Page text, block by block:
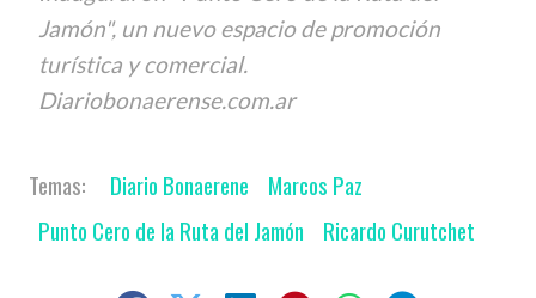
Jamón", un nuevo espacio de promoción
turística y comercial.
Diariobonaerense.com.ar
Diario Bonaerene
Marcos Paz
Punto Cero de la Ruta del Jamón
Ricardo Curutchet